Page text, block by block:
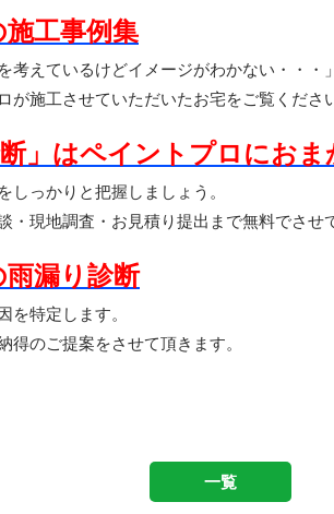
工事例集
考えているけどイメージがわかない・・・
が施工させていただいたお宅をご覧くださ
断」はペイントプロにお
っかりと把握しましょう。
・現地調査・お見積り提出まで無料でさせ
漏り診断
特定します。
のご提案をさせて頂きます。
一覧